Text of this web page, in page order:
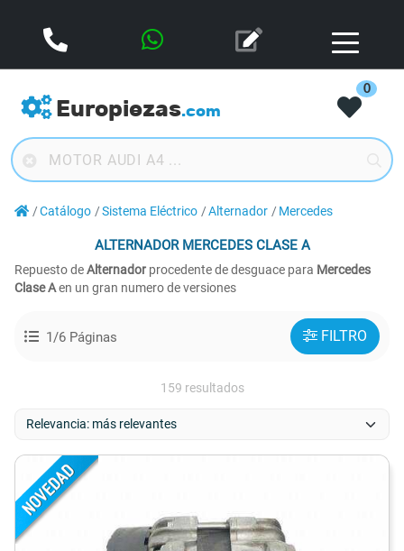
Europiezas.com
0
Catálogo Sistema Eléctrico Alternador Mercedes
ALTERNADORMERCEDES CLASE A
Repuesto deAlternador procedente de desguace para Mercedes
Clase Aen un gran numero de versiones
1/6 Páginas FILTRO
159 resultados